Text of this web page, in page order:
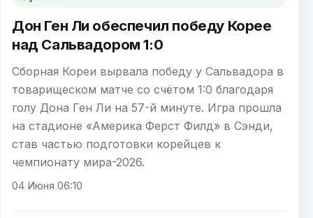
Дон Ген Ли обеспечил победу Корее
над Сальвадором 1:0
Сборная Кореи вырвала победу у Сальвадора в
товарищеском матче со счётом 1:0 благодаря
голу Дона Ген Ли на 57-й минуте. Игра прошла
на стадионе «Америка Ферст Филд» в Сэнди,
став частью подготовки корейцев к
чемпионату мира-2026.
04 Июня 06:10